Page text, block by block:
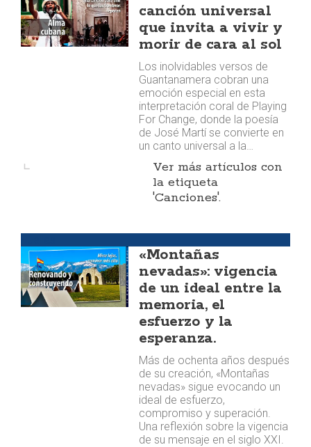
canción universal
que invita a vivir y
morir de cara al sol
Los inolvidables versos de
Guantanamera cobran una
emoción especial en esta
interpretación coral de Playing
For Change, donde la poesía
de José Martí se convierte en
un canto universal a la…
Ver más artículos con
la etiqueta
'Canciones'.
«Montañas
nevadas»: vigencia
de un ideal entre la
memoria, el
esfuerzo y la
esperanza.
Más de ochenta años después
de su creación, «Montañas
nevadas» sigue evocando un
ideal de esfuerzo,
compromiso y superación.
Una reflexión sobre la vigencia
de su mensaje en el siglo XXI.